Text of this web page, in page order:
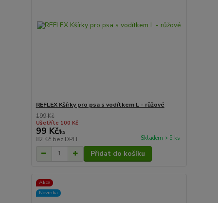
REFLEX Kšírky pro psa s vodítkem L - růžové
199 Kč
Ušetříte 100 Kč
99 Kč/ks
82 Kč bez DPH Skladem > 5 ks
Přidat do košíku
Akce
Novinka